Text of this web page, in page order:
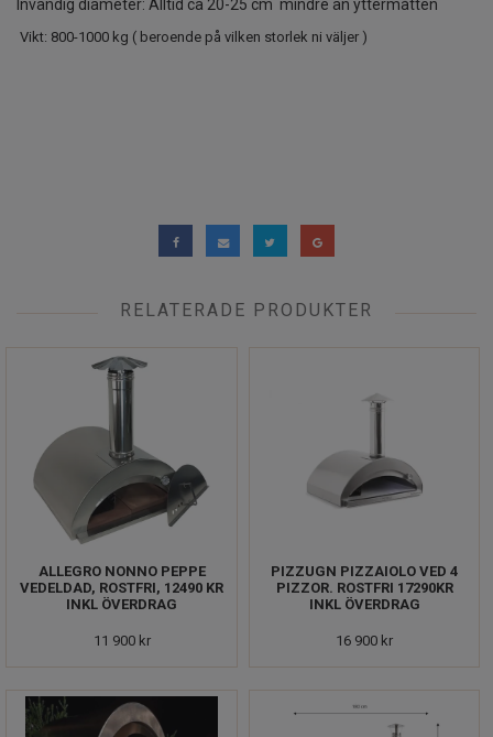
Invändig diameter: Alltid ca 20-25 cm mindre än yttermåtten
Vikt: 800-1000 kg ( beroende på vilken storlek ni väljer )
RELATERADE PRODUKTER
ALLEGRO NONNO PEPPE
VEDELDAD, ROSTFRI, 12490 KR
INKL ÖVERDRAG
11 900 kr
PIZZUGN PIZZAIOLO VED 4
PIZZOR. ROSTFRI 17290KR
INKL ÖVERDRAG
16 900 kr